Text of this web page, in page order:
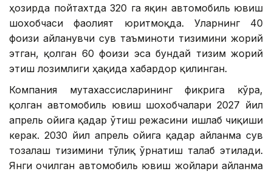
ҳозирда пойтахтда 320 га яқин автомобиль ювиш
шохобчаси фаолият юритмоқда. Уларнинг 40
фоизи айланувчи сув таъминоти тизимини жорий
этган, қолган 60 фоизи эса бундай тизим жорий
этиш лозимлиги ҳақида хабардор қилинган.
Компания мутахассисларининг фикрига кўра,
қолган автомобиль ювиш шохобчалари 2027 йил
апрель ойига қадар ўтиш режасини ишлаб чиқиши
керак. 2030 йил апрель ойига қадар айланма сув
тозалаш тизимини тўлиқ ўрнатиш талаб этилади.
Янги очилган автомобиль ювиш жойлари айланма